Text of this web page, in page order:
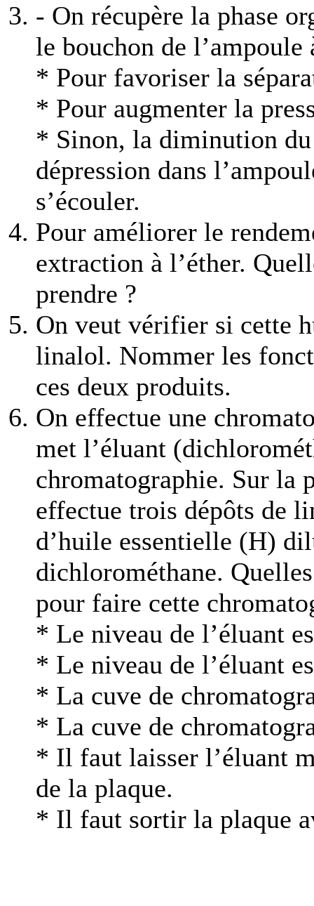
- On récupère la phase
le bouchon de l’ampoule
* Pour favoriser la
* Pour augmenter la
* Sinon, la diminution
dépression dans
s’écouler.
Pour améliorer le
extraction à l’éther.
prendre ?
On veut vérifier si cette
linalol. Nommer les
ces deux produits.
On effectue une
met l’éluant
chromatographie. Sur la
effectue trois dépôts de
d’huile essentielle (H)
dichlorométhane.
pour faire cette
* Le niveau de l’éluant
* Le niveau de l’éluant
* La cuve de
* La cuve de
* Il faut laisser l’éluant
de la plaque.
* Il faut sortir la plaque